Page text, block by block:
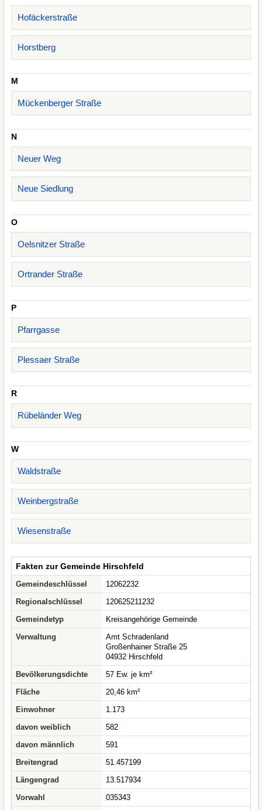
Hofäckerstraße
Horstberg
M
Mückenberger Straße
N
Neuer Weg
Neue Siedlung
O
Oelsnitzer Straße
Ortrander Straße
P
Pfarrgasse
Plessaer Straße
R
Rübeländer Weg
W
Waldstraße
Weinbergstraße
Wiesenstraße
Fakten zur Gemeinde Hirschfeld
Gemeindeschlüssel
12062232
Regionalschlüssel
120625211232
Gemeindetyp
Kreisangehörige Gemeinde
Verwaltung
Amt Schradenland
Großenhainer Straße 25
04932 Hirschfeld
Bevölkerungsdichte
57 Ew. je km²
Fläche
20,46 km²
Einwohner
1.173
davon weiblich
582
davon männlich
591
Breitengrad
51.457199
Längengrad
13.517934
Vorwahl
035343